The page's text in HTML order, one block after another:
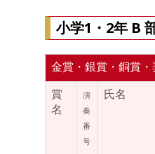
小学1・2年 B
金賞・銀賞・銅賞
賞
名
演
奏
番
号
氏名